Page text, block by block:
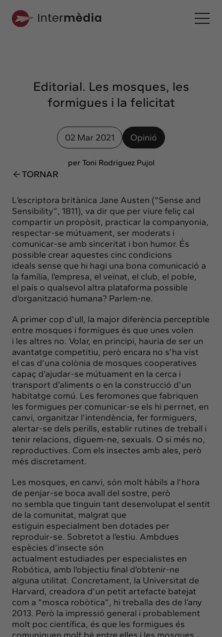
Interconnexió
Els nostres serveis
Interacció
Intermèdia
Confidencial
Interrelació
Clients
Insights
Actualitat
Intercanvi
Contacte
info@intermedia.cat +34 934 157 662
Editorial. Les mosques, les
formigues i la felicitat
02 Mar 2021 Opinió
per Toni Rodriguez Pujol
TORNAR
L’escriptora britànica Jane Austen (“Sense and
Sensibility”, 1811), va dir que per viure feliç cal
compartir un propòsit, practicar la companyonia,
respectar-se mútuament, ser moderats i
comunicar-se amb sinceritat i bon humor. És
possible crear aquestes cinc condicions
ideals sense que hi hagi una bona comunicació a
la família, l’empresa, el veïnat, el club, el poble,
el país o qualsevol altra plataforma possible
d’organització humana? Parlem-ne.
A primer cop d’ull, la major diferència perceptible
entre mosques i formigues és que unes volen
i les altres no. Volar, en principi, hauria de ser un
avantatge competitiu, però encara no s’ha vist
el cas d’una colònia de mosques cooperatives
capaç d’ajudar-se mútuament en la cerca i
transport d’aliments o en la construcció d’un
habitatge comú. Les feromones que fabriquen
les formigues per comunicar-se els hi perrnet, en
canvi, organitzar l’intendència, fer formiguers,
alertar-se dels perills, establir rutines de treball i
tenir relacions, diguem-ne, sexuals. O si més no,
reproductives. Com els insectes amb ales, però
més discretament.
Les mosques, en canvi, són molt hàbils a l’hora
de penjar-se boca avall del sostre, però
no sembla que tinguin tant desenvolupat el sentit
de la comunitat, malgrat que
estiguin especialment ben dotades per
reproduir-se. Sobretot a l’estiu. Ambdues
espècies d’insecte són
actualment estudiades per especialistes en
Robótica, amb l’objectiu final d’obtenir-ne
alguna utilitat. Concretament, la Universitat de
Harvard, creadora d’un petit artefacte batejat
com a “mosca robòtica”, hi treballa des de l’any
2013. Però la impressió general i probablement
molt poc científica, és que les formigues és